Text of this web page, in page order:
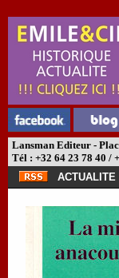
Lansman Editeur -
Tél : +32 64 23 78 40 /
ACTUALITE